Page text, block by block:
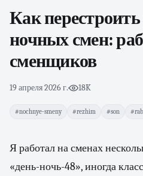
Как
ночных смен:
сменщиков
19 апреля 2026 г.· 18K
#nochnye-smeny #rezhim #son
Я работал на сменах
«день-ночь-48», иногда